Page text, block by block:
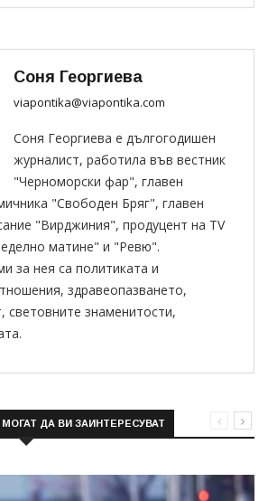
Соня Георгиева
viapontika@viapontika.com
Соня Георгиева е дългогодишен
журналист, работила във вестник
"Черноморски фар", главен
"Свободен Бряг", главен
"Вирджиния", продуцент на TV
матине" и "Ревю".
за нея са политиката и
здравеопазването,
световните знаменитости,
ДА ВИ ЗАИНТЕРЕСУВАТ